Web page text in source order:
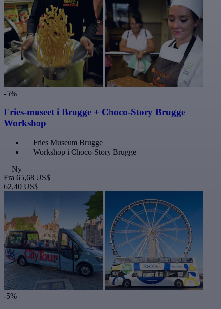
-5%
Fries-museet i Brugge + Choco-Story Brugge
Workshop
Fries Museum Brugge
Workshop i Choco-Story Brugge
Ny
Fra 65,68 US$
62,40 US$
-5%